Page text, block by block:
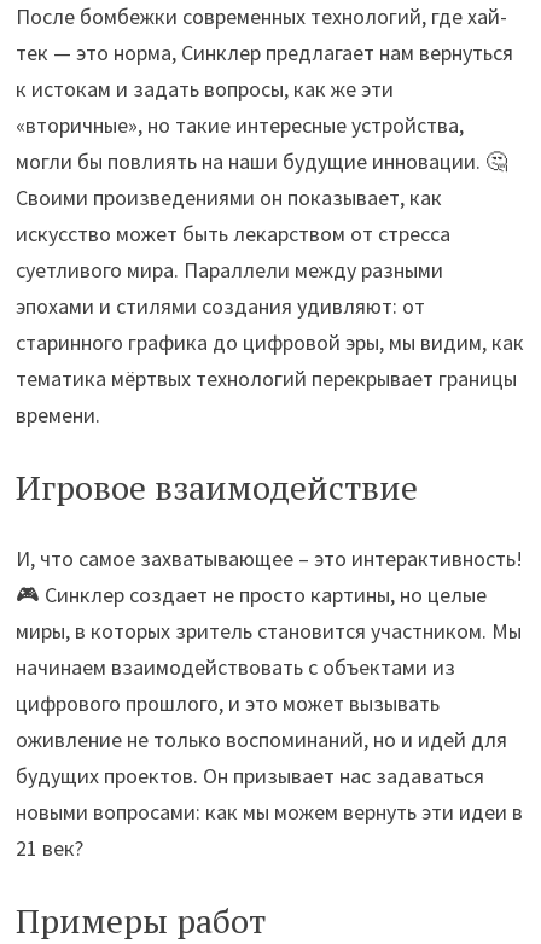
После бомбежки современных технологий, где хай-
тек — это норма, Синклер предлагает нам вернуться
к истокам и задать вопросы, как же эти
«вторичные», но такие интересные устройства,
могли бы повлиять на наши будущие инновации. 🤔
Своими произведениями он показывает, как
искусство может быть лекарством от стресса
суетливого мира. Параллели между разными
эпохами и стилями создания удивляют: от
старинного графика до цифровой эры, мы видим, как
тематика мёртвых технологий перекрывает границы
времени.
Игровое взаимодействие
И, что самое захватывающее – это интерактивность!
🎮 Синклер создает не просто картины, но целые
миры, в которых зритель становится участником. Мы
начинаем взаимодействовать с объектами из
цифрового прошлого, и это может вызывать
оживление не только воспоминаний, но и идей для
будущих проектов. Он призывает нас задаваться
новыми вопросами: как мы можем вернуть эти идеи в
21 век?
Примеры работ